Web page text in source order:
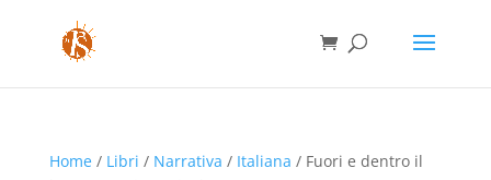
Home/ Libri / Narrativa / Italiana / Fuori e dentro il